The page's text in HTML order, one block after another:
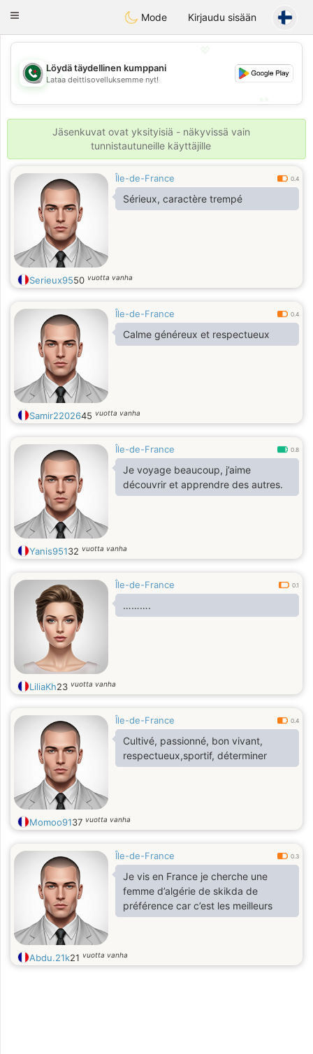
Weshrak
Toggle
Mode Kirjaudu sisään
💖
💕
Löydä täydellinen kumppani
Lataa deittisovelluksemme nyt!
Jäsenkuvat ovat yksityisiä - näkyvissä vain
tunnistautuneille käyttäjille
Île-de-France 0.4
Sérieux, caractère trempé
Serieux9550 vuotta vanha
Île-de-France 0.4
Calme généreux et respectueux
Samir2202645 vuotta vanha
Île-de-France 0.8
Je voyage beaucoup, j’aime
découvrir et apprendre des autres.
Yanis95132 vuotta vanha
Île-de-France 0.1
……….
LiliaKh23 vuotta vanha
Île-de-France 0.4
Cultivé, passionné, bon vivant,
respectueux,sportif, déterminer
Momoo9137 vuotta vanha
Île-de-France 0.3
Je vis en France je cherche une
femme d’algérie de skikda de
préférence car c’est les meilleurs
Abdu.21k21 vuotta vanha